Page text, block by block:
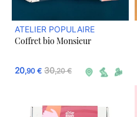
ATELIER POPULAIRE
Coffret bio Monsieur
20,90 € 30,20 €